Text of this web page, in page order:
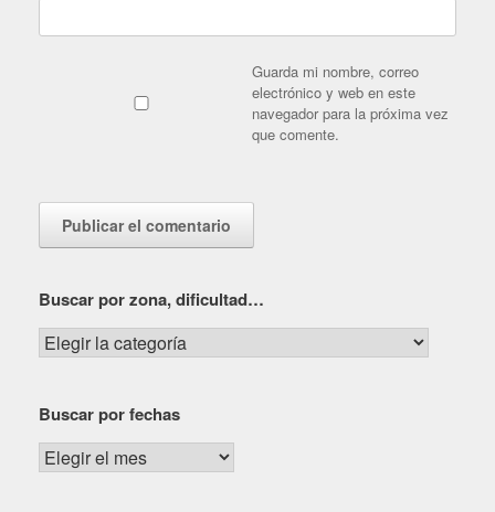
Guarda mi nombre, correo
electrónico y web en este
navegador para la próxima vez
que comente.
Buscar por zona, dificultad…
Buscar
por
dificultad…
Buscar por fechas
Buscar
por